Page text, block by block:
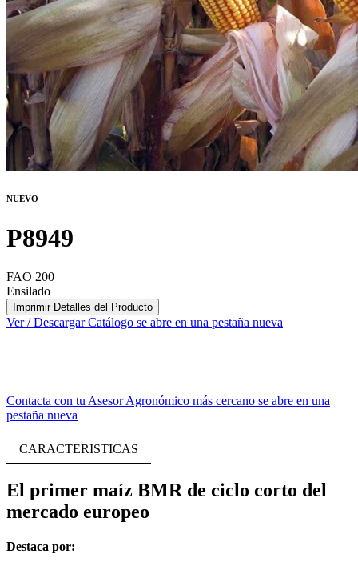
NUEVO
P8949
FAO 200
Ensilado
Imprimir Detalles del Producto
Ver / Descargar Catálogo se abre en una pestaña nueva
Contacta con tu Asesor Agronómico más cercano se abre en una
pestaña nueva
CARACTERISTICAS
El primer maíz BMR de ciclo corto del
mercado europeo
Destaca por: